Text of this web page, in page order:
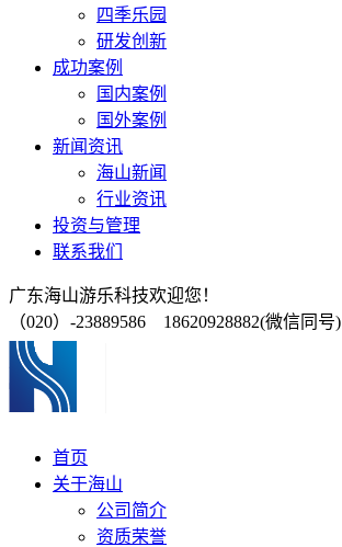
四季乐园
研发创新
成功案例
国内案例
国外案例
新闻资讯
海山新闻
行业资讯
投资与管理
联系我们
广东海山游乐科技欢迎您！
（020）-23889586 18620928882(微信同号)
首页
关于海山
公司简介
资质荣誉